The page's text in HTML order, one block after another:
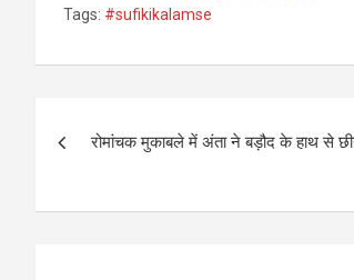
Tags: #sufikikalamse
navigation
रोमांचक मुकाबले में अंता ने बड़ौद के हाथ से